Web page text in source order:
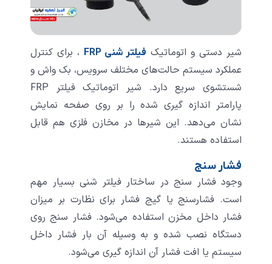
شیر دستی و اتوماتیک فیلتر شنی FRP
، برای کنترل
عملکرد سیستم حالت‌های مختلف سرویس، بک واش و
شستشوی سریع دارد. شیر اتوماتیک فیلتر FRP
پارامتر اندازه گیری شده را بر روی صفحه نمایش
نشان می‌دهد. این شیرها در مخازن فلزی هم قابل
استفاده هستند.
فشار سنج
وجود فشار سنج در ساختار فیلتر شنی بسیار مهم
است. فشارسنج یا گیج فشار برای نظارت بر میزان
فشار داخل مخزن استفاده می‌شود. فشار سنج روی
دستگاه نصب شده و به وسیله آن بار فشار داخل
سیستم یا افت فشار آن اندازه گیری می‌شود.